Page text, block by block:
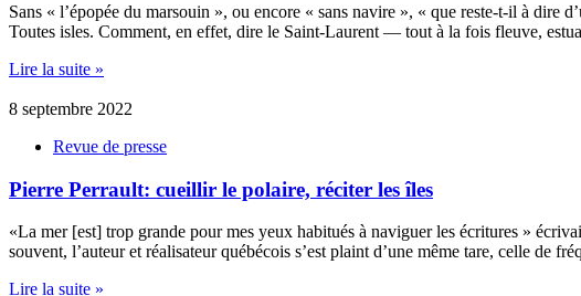
Sans « l’épopée du marsouin », ou encore « sans navire », « que reste-t-il à dire
Toutes isles. Comment, en effet, dire le Saint-Laurent — tout à la fois fleuve,
Lire la suite »
8 septembre 2022
Revue de presse
Pierre Perrault: cueillir le polaire, réciter les îles
«La mer [est] trop grande pour mes yeux habitués à naviguer les écritures »
souvent, l’auteur et réalisateur québécois s’est plaint d’une même tare, celle de
Lire la suite »